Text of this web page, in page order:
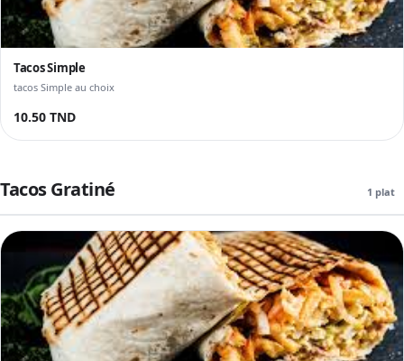
Tacos Simple
tacos Simple au choix
10.50 TND
Tacos Gratiné 1 plat